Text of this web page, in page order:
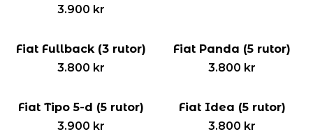
3.900 kr
Fiat Fullback (3 rutor)
3.800 kr
Fiat Panda (5 rutor)
3.800 kr
Fiat Tipo 5-d (5 rutor)
3.900 kr
Fiat Idea (5 rutor)
3.800 kr